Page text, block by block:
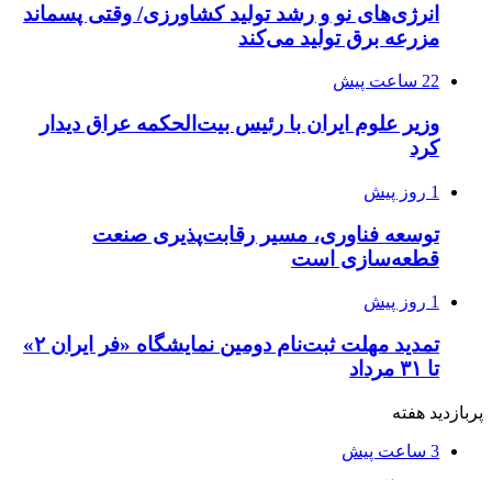
انرژی‌های نو و رشد تولید کشاورزی/ وقتی پسماند
مزرعه‌ برق تولید می‌کند
22 ساعت پیش
وزیر علوم ایران با رئیس بیت‌الحکمه عراق دیدار
کرد
1 روز پیش
توسعه فناوری، مسیر رقابت‌پذیری صنعت
قطعه‌سازی است
1 روز پیش
تمدید مهلت ثبت‌نام دومین نمایشگاه «فر ایران ۲»
تا ۳۱ مرداد
پربازدید هفته
3 ساعت پیش